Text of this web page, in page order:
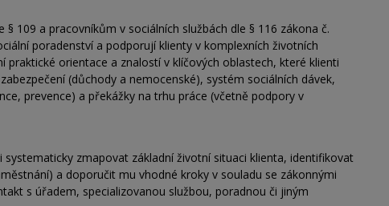
109 a pracovníkům v sociálních službách dle § 116 zákona č.
poradenství a podporují klienty v komplexních životních
praktické orientace a znalostí v klíčových oblastech, které klienti
(důchody a nemocenské), systém sociálních dávek,
prevence) a překážky na trhu práce (včetně podpory v
systematicky zmapovat základní životní situaci klienta, identifikovat
a doporučit mu vhodné kroky v souladu se zákonnými
s úřadem, specializovanou službou, poradnou či jiným